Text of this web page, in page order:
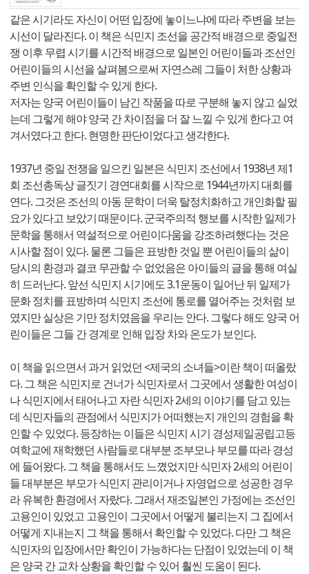
같은 시기라도 자신이 어떤 입장에 놓이느냐에 따라 주변을 보는
시선이 달라진다. 이 책은 식민지 조선을 공간적 배경으로 중일전
쟁 이후 무렵 시기를 시간적 배경으로 일본인 어린이들과 조선인
어린이들의 시선을 살펴봄으로써 자연스레 그들이 처한 상황과
주변 인식을 확인할 수 있게 한다.
저자는 양국 어린이들이 남긴 작품을 따로 구분해 놓지 않고 실었
는데 그렇게 해야 양국 간 차이점을 더 잘 느낄 수 있게 한다고 여
겨서였다고 한다. 현명한 판단이었다고 생각한다.
1937년 중일 전쟁을 일으킨 일본은 식민지 조선에서 1938년 제1
회 조선총독상 글짓기 경연대회를 시작으로 1944년까지 대회를
연다. 그것은 조선의 아동 문학이 더욱 탈정치화하고 개인화할 필
요가 있다고 보았기 때문이다. 군국주의적 행보를 시작한 일제가
문학을 통해서 역설적으로 어린이다움을 강조하려했다는 것은
시사할 점이 있다. 물론 그들은 표방한 것일 뿐 어린이들의 삶이
당시의 환경과 결코 무관할 수 없었음은 아이들의 글을 통해 여실
히 드러난다. 앞선 식민지 시기에도 3.1운동이 일어난 뒤 일제가
문화 정치를 표방하며 식민지 조선에 통로를 열어주는 것처럼 보
였지만 실상은 기만 정치였음을 우리는 안다. 그렇다 해도 양국 어
린이들은 그들 간 경계로 인해 입장 차와 온도가 보인다.
이 책을 읽으면서 과거 읽었던 <제국의 소녀들>이란 책이 떠올랐
다. 그 책은 식민지로 건너가 식민자로서 그곳에서 생활한 여성이
나 식민지에서 태어나고 자란 식민자 2세의 이야기를 담고 있는
데 식민자들의 관점에서 식민지가 어떠했는지 개인의 경험을 확
인할 수 있었다. 등장하는 이들은 식민지 시기 경성제일공립고등
여학교에 재학했던 사람들로 대부분 조부모나 부모를 따라 경성
에 들어왔다. 그 책을 통해서도 느꼈었지만 식민자 2세의 어린이
들 대부분은 부모가 식민지 관리이거나 자영업으로 성공한 경우
라 유복한 환경에서 자랐다. 그래서 재조일본인 가정에는 조선인
고용인이 있었고 고용인이 그곳에서 어떻게 불리는지 그 집에서
어떻게 지내는지 그 책을 통해서 확인할 수 있었다. 다만 그 책은
식민자의 입장에서만 확인이 가능하다는 단점이 있었는데 이 책
은 양국 간 교차 상황을 확인할 수 있어 훨씬 도움이 된다.